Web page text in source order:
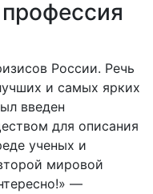
России. Речь
и самых ярких
введен
для описания
ученых и
мировой
—